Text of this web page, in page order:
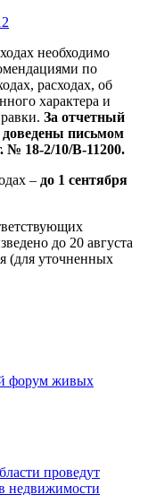
необходимо
по
расходах, об
характера и
За отчетный
доведены письмом
№ 18-2/10/В-11200.
– до 1 сентября
до 20 августа
(для уточненных
форум живых
проведут
недвижимости